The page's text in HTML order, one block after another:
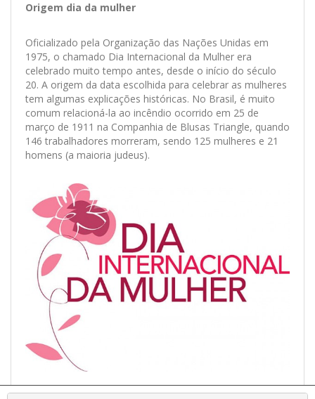
Origem dia da mulher
Oficializado pela Organização das Nações Unidas em
1975, o chamado Dia Internacional da Mulher era
celebrado muito tempo antes, desde o início do século
20. A origem da data escolhida para celebrar as mulheres
tem algumas explicações históricas. No Brasil, é muito
comum relacioná-la ao incêndio ocorrido em 25 de
março de 1911 na Companhia de Blusas Triangle, quando
146 trabalhadores morreram, sendo 125 mulheres e 21
homens (a maioria judeus).